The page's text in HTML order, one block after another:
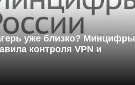
уже близко? Минцифры
контроля VPN и